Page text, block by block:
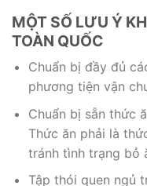
MỘT SỐ LƯU Ý
TOÀN QUỐC
Chuẩn bị đầy đủ
phương tiện vận
Chuẩn bị sẵn thức
Thức ăn phải là
tránh tình trạng bỏ
Tập thói quen ngủ